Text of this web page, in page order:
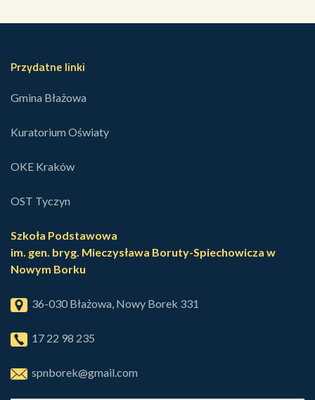
Przydatne linki
Gmina Błażowa
Kuratorium Oświaty
OKE Kraków
OST Tyczyn
Szkoła Podstawowa
im. gen. bryg. Mieczysława Boruty-Spiechowicza w
Nowym Borku
36-030 Błażowa, Nowy Borek 331
17 22 98 235
spnborek@gmail.com